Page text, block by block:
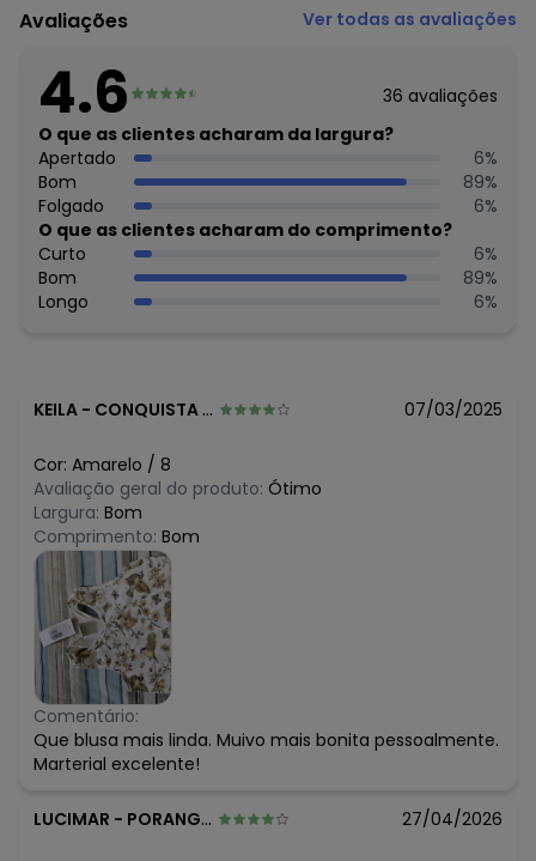
agosto/2026
N/D*
julho/2026 N/D*
junho/2026
maio/2026 N/D*
abril/2026 N/D*
março/2026
fevereiro/2026 N/D*
Avaliações Ver todas as avaliações
4.6 36 avaliações
O que as clientes acharam da largura?
Apertado
6%
Bom
89%
Folgado
6%
O que as clientes acharam do comprimento?
Curto
6%
Bom
89%
Longo
6%
KEILA - CONQUISTA - MG 07/03/2025
Cor: Amarelo / 8
Avaliação geral do produto: Ótimo
Largura: Bom
Comprimento: Bom
Comentário:
Que blusa mais linda. Muivo mais bonita pessoalmente.
Marterial excelente!
LUCIMAR - PORANGATU - GO 27/04/2026